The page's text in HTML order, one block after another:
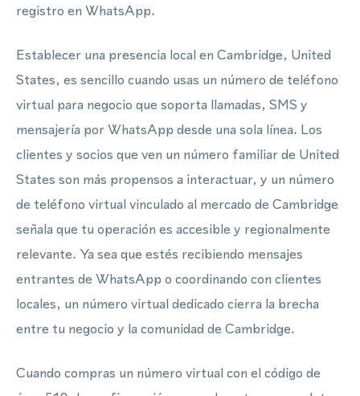
registro en WhatsApp.
Establecer una presencia local en Cambridge, United
States, es sencillo cuando usas un número de teléfono
virtual para negocio que soporta llamadas, SMS y
mensajería por WhatsApp desde una sola línea. Los
clientes y socios que ven un número familiar de United
States son más propensos a interactuar, y un número
de teléfono virtual vinculado al mercado de Cambridge
señala que tu operación es accesible y regionalmente
relevante. Ya sea que estés recibiendo mensajes
entrantes de WhatsApp o coordinando con clientes
locales, un número virtual dedicado cierra la brecha
entre tu negocio y la comunidad de Cambridge.
Cuando compras un número virtual con el código de